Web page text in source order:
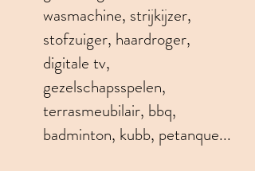
wasmachine, strijkijzer,
stofzuiger, haardroger,
digitale tv,
gezelschapsspelen,
terrasmeubilair, bbq,
badminton, kubb, petanque...